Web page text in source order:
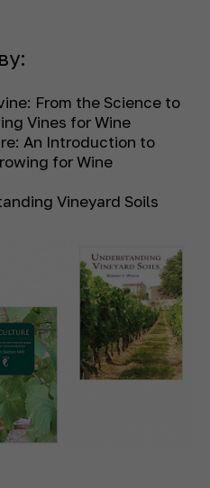
From the Science to
Vines for Wine
An Introduction to
for Wine
Vineyard Soils